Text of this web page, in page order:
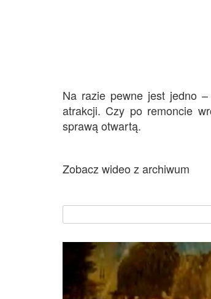
Na razie pewne jest jedno
atrakcji. Czy po remoncie
sprawą otwartą.
Zobacz wideo z archiwum